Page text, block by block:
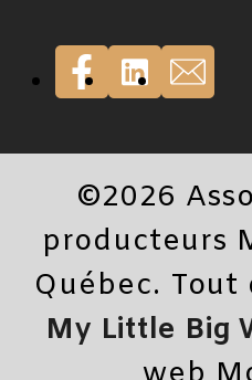
©2026
producteurs
Québec.
My Little Big